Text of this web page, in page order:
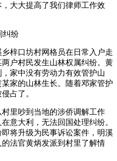
大大提高了我们律师工作效
纷
梓口坊村网格员在日常入户走
户村民发生山林权属纠纷。黄
家中没有劳动力有效管护山
家的山林生长。随着邓家管护
占了。
里吵到当地的涉侨调解工作
意大利，无法回国处理纠纷。
将升级为民事诉讼案件，明溪
法官黄炳发派到村里了解情